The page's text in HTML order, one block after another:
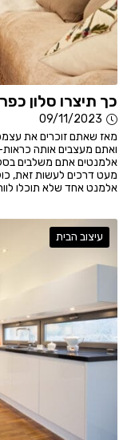
כך תיצרו סלון
09/11/2023
מאז שאתם זוכרים את
ואתם מעצבים אותה
אלמנטים אתם משלבים
מעט דרכים לעשות זאת,
אלמנט אחד שלא תוכלו
עיצוב הבית